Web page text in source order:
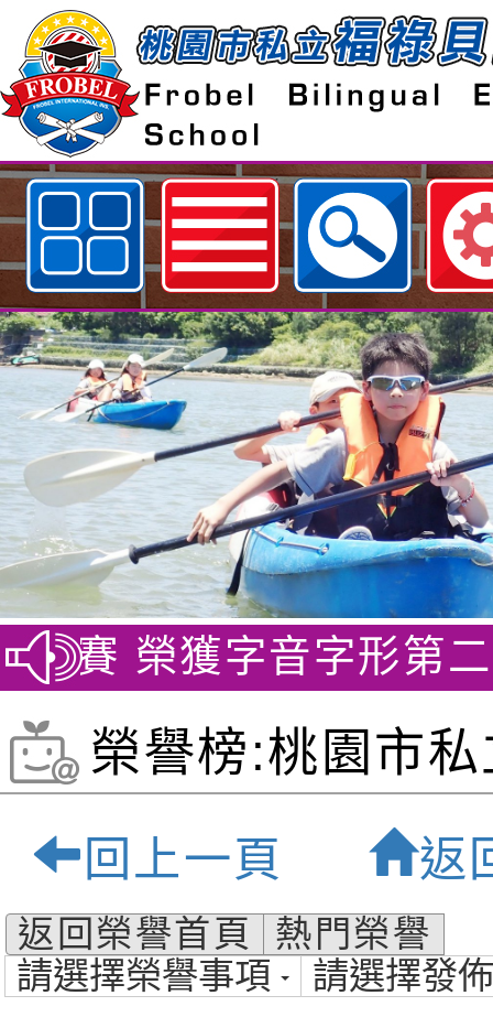
歡迎參觀：桃園市私立福祿貝爾雙
榮獲字音字形第二名
榮譽榜:桃園市
貝爾雙語小學-
質雙語小學
回上一頁 返
返回榮譽首頁
熱門榮譽
請選擇榮譽事項
請選擇發